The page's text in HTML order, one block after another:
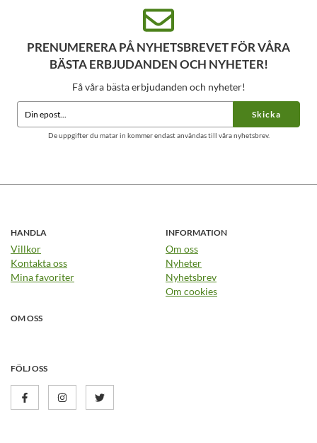
PRENUMERERA PÅ NYHETSBREVET FÖR VÅRA
BÄSTA ERBJUDANDEN OCH NYHETER!
Få våra bästa erbjudanden och nyheter!
Skicka
De uppgifter du matar in kommer endast användas till våra nyhetsbrev.
HANDLA
Villkor
Kontakta oss
Mina favoriter
INFORMATION
Om oss
Nyheter
Nyhetsbrev
Om cookies
OM OSS
FÖLJ OSS